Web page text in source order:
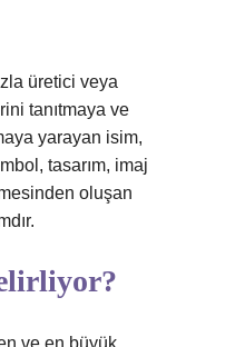
üretici veya
tanıtmaya ve
yarayan isim,
tasarım, imaj
oluşan
ve en büyük